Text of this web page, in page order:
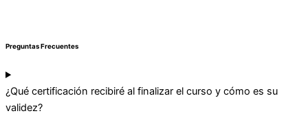
Preguntas Frecuentes
¿Qué certificación recibiré al finalizar el curso y cómo es su
validez?